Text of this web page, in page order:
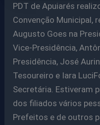
PDT de Apuiarés
Convenção Municipal,
Augusto Goes na
Vice-Presidência,
Presidência, José
Tesoureiro e Iara
Secretária. Estiveram
dos filiados vários
Prefeitos e de outros